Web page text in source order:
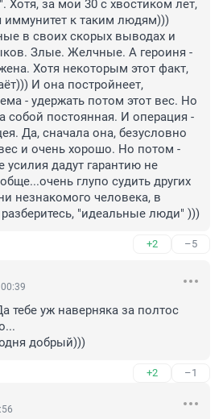
Хотя, за мои 30 с хвостиком лет,
иммунитет к таким людям)))
в своих скорых выводах и
Злые. Желчные. А героиня -
Хотя некоторым этот факт,
И она постройнеет,
- удержать потом этот вес. Но
собой постоянная. И операция -
Да, сначала она, безусловно
и очень хорошо. Но потом -
усилия дадут гарантию не
глупо судить других
незнакомого человека, в
"идеальные люди" )))
+2 –5
тебе уж наверняка за полтос
добрый)))
+2 –1